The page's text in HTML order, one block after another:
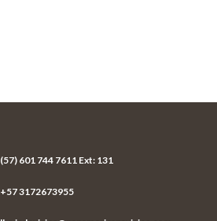
(57) 601 744 7611 Ext: 131
+57 3172673955